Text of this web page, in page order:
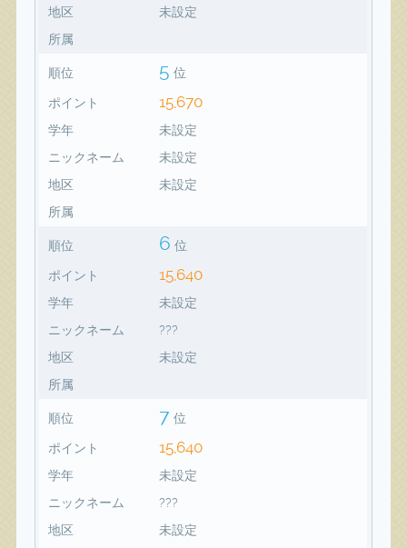
地区
未設定
所属
順位 5 位
ポイント 15,670
学年
未設定
ニックネーム
未設定
地区
未設定
所属
順位 6 位
ポイント 15,640
学年
未設定
ニックネーム
???
地区
未設定
所属
順位 7 位
ポイント 15,640
学年
未設定
ニックネーム
???
地区
未設定